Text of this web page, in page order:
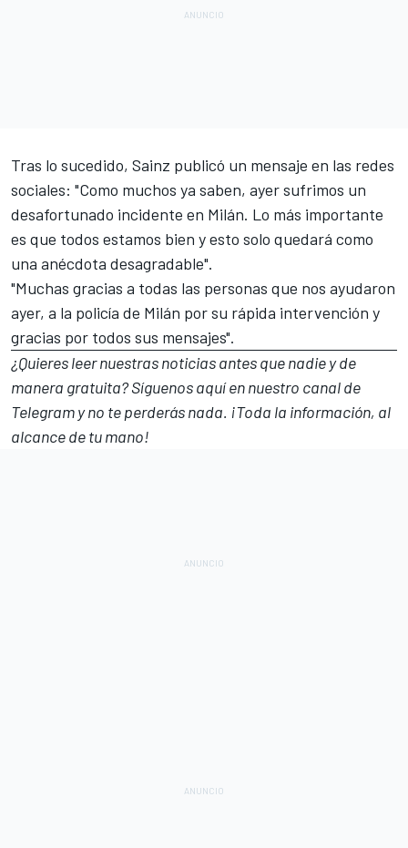
Tras lo sucedido, Sainz publicó un mensaje en las redes
sociales: "Como muchos ya saben, ayer sufrimos un
desafortunado incidente en Milán. Lo más importante
es que todos estamos bien y esto solo quedará como
una anécdota desagradable".
"Muchas gracias a todas las personas que nos ayudaron
ayer, a la policía de Milán por su rápida intervención y
gracias por todos sus mensajes".
¿Quieres leer nuestras noticias antes que nadie y de
manera gratuita? Síguenosaquí en nuestro canal de
Telegramy no te perderás nada. ¡Toda la información, al
alcance de tu mano!